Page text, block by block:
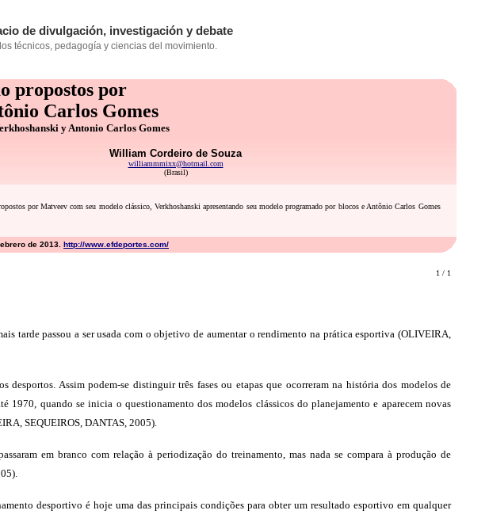
propostos por
Carlos Gomes
y Antonio Carlos Gomes
William Cordeiro de Souza
williammmixx@hotmail.com
(Brasil)
porMatveev com seu modelo clássico, Verkhoshanski apresentando seu modelo programado por blocos e Antônio Carlos Gomes
de 2013. http://www.efdeportes.com/
1 / 1
tarde passou a ser usada com o objetivo de aumentar o rendimento na prática esportiva (OLIVEIRA,
Assim podem-se distinguir três fases ou etapas que ocorreram na história dos modelos de
quando se inicia o questionamento dos modelos clássicos do planejamento e aparecem novas
SEQUEIROS, DANTAS, 2005).
em branco com relação à periodização do treinamento, mas nada se compara à produção de
desportivo é hoje uma das principais condições para obter um resultado esportivo em qualquer